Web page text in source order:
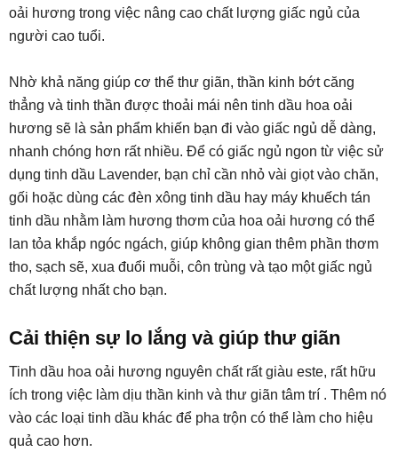
oải hương trong việc nâng cao chất lượng giấc ngủ của
người cao tuổi.
Nhờ khả năng giúp cơ thể thư giãn, thần kinh bớt căng
thẳng và tinh thần được thoải mái nên tinh dầu hoa oải
hương sẽ là sản phẩm khiến bạn đi vào giấc ngủ dễ dàng,
nhanh chóng hơn rất nhiều. Để có giấc ngủ ngon từ việc sử
dụng tinh dầu Lavender, bạn chỉ cần nhỏ vài giọt vào chăn,
gối hoặc dùng các đèn xông tinh dầu hay máy khuếch tán
tinh dầu nhằm làm hương thơm của hoa oải hương có thể
lan tỏa khắp ngóc ngách, giúp không gian thêm phần thơm
tho, sạch sẽ, xua đuổi muỗi, côn trùng và tạo một giấc ngủ
chất lượng nhất cho bạn.
Cải thiện sự lo lắng và giúp thư giãn
Tinh dầu hoa oải hương nguyên chất rất giàu este, rất hữu
ích trong việc làm dịu thần kinh và thư giãn tâm trí . Thêm nó
vào các loại tinh dầu khác để pha trộn có thể làm cho hiệu
quả cao hơn.